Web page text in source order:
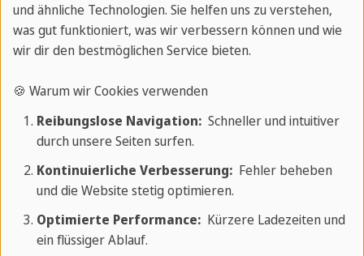
Wähle Bücher aus, die dich
Lege dich für Bücher zu einem Thema
deines Interesses fest. Es ist nicht
notwendig, ein Buch nur auf die Grammatik
des Spanischen zu fokussieren, sondern
eines aus deinem bevorzugten literarischen
und ähnliche Technologien. Sie helfen uns zu verstehen,
was gut funktioniert, was wir verbessern können und wie
wir dir den bestmöglichen Service bieten.
🍪 Warum wir Cookies verwenden
Reibungslose Navigation:Schneller und intuitiver
durch unsere Seiten surfen.
Kontinuierliche Verbesserung:Fehler beheben
und die Website stetig optimieren.
Optimierte Performance:Kürzere Ladezeiten und
ein flüssiger Ablauf.